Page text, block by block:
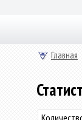
Главная